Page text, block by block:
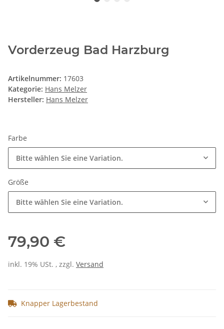
Vorderzeug Bad Harzburg
Artikelnummer: 17603
Kategorie: Hans Melzer
Hersteller: Hans Melzer
Farbe
Bitte wählen Sie eine Variation.
Größe
Bitte wählen Sie eine Variation.
79,90 €
inkl. 19% USt. , zzgl. Versand
Knapper Lagerbestand